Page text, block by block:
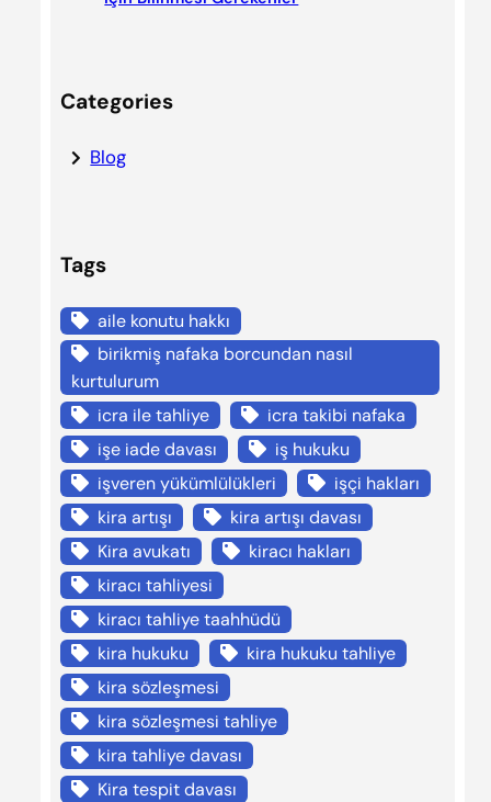
Categories
Blog
Tags
aile konutu hakkı
birikmiş nafaka borcundan nasıl
kurtulurum
icra ile tahliye
icra takibi nafaka
işe iade davası
iş hukuku
işveren yükümlülükleri
işçi hakları
kira artışı
kira artışı davası
Kira avukatı
kiracı hakları
kiracı tahliyesi
kiracı tahliye taahhüdü
kira hukuku
kira hukuku tahliye
kira sözleşmesi
kira sözleşmesi tahliye
kira tahliye davası
Kira tespit davası